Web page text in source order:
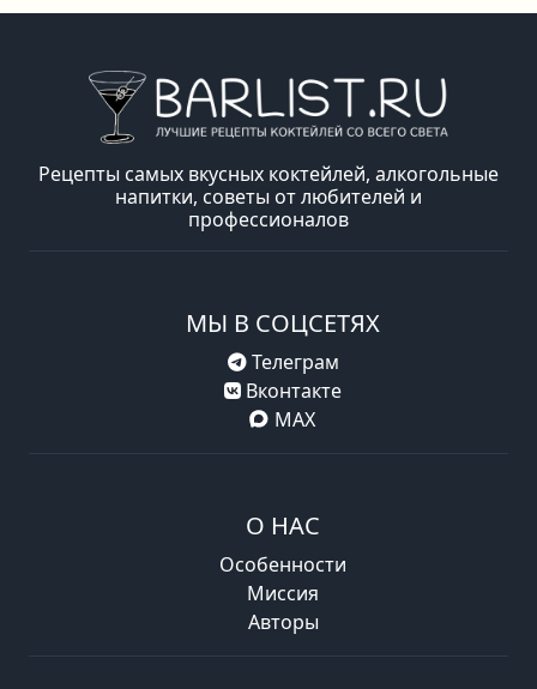
Рецепты самых вкусных коктейлей, алкогольные
напитки, советы от любителей и
профессионалов
МЫ В СОЦСЕТЯХ
Телеграм
Вконтакте
MAX
О НАС
Особенности
Миссия
Авторы